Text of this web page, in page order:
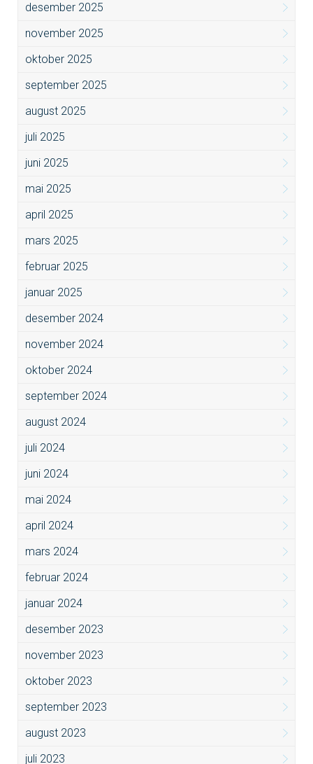
desember 2025
november 2025
oktober 2025
september 2025
august 2025
juli 2025
juni 2025
mai 2025
april 2025
mars 2025
februar 2025
januar 2025
desember 2024
november 2024
oktober 2024
september 2024
august 2024
juli 2024
juni 2024
mai 2024
april 2024
mars 2024
februar 2024
januar 2024
desember 2023
november 2023
oktober 2023
september 2023
august 2023
juli 2023